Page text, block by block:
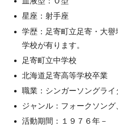
星座：射手座
学歴：足寄町立足寄・大
学校が有ります。
足寄町立中学校
北海道足寄高等学校卒業
職業：シンガーソングラ
ジャンル：フォークソン
活動期間：１９７６年－